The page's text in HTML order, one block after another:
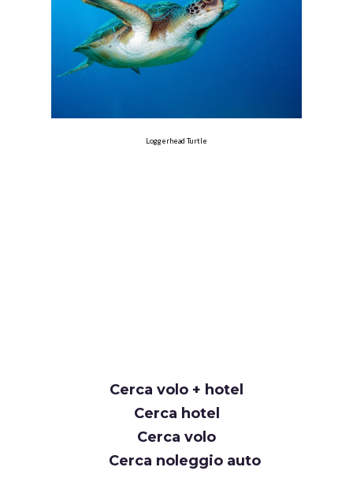
Loggerhead Turtle
Cerca volo + hotel
Cerca hotel
Cerca volo
Cerca noleggio auto